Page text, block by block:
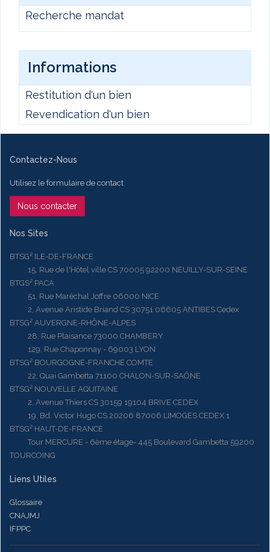
Recherche mandat
Informations
Restitution d'un bien
Revendication d'un bien
Contactez-Nous
Utilisez le formulaire de contact
Nous contacter
Nos Sites
BTSG² ILE-DE-FRANCE
15, Rue de l'Hôtel ville CS 70005 92200 NEUILLY-SUR-SEINE
BTGS² PACA
51, Rue Maréchal Joffre 06000 NICE
2, Avenue Aristide Briand CS 30751 06605 ANTIBES Cedex
BTSG² AUVERGNE-RHÔNE-ALPES
28, Rue Plaisance 73000 CHAMBERY
129, Rue Chaponnay - 69003 LYON
BTSG² BOURGOGNE-FRANCHE COMTE
22, Quai Gambetta 71100 CHALON-SUR-SAÔNE
BTSG² NOUVELLE AQUITAINE
2, Avenue Thiers CS 30159 19104 BRIVE CEDEX
19, Bd. Victor Hugo CS 20206 87006 LIMOGES CEDEX 1
BTSG² HAUT-DE-FRANCE
Tour MERCURE - 6ème étage- 445 Boulevard Gambetta 59200
TOURCOING
Liens Utiles
Glossaire
CNAJMJ
IFPPC